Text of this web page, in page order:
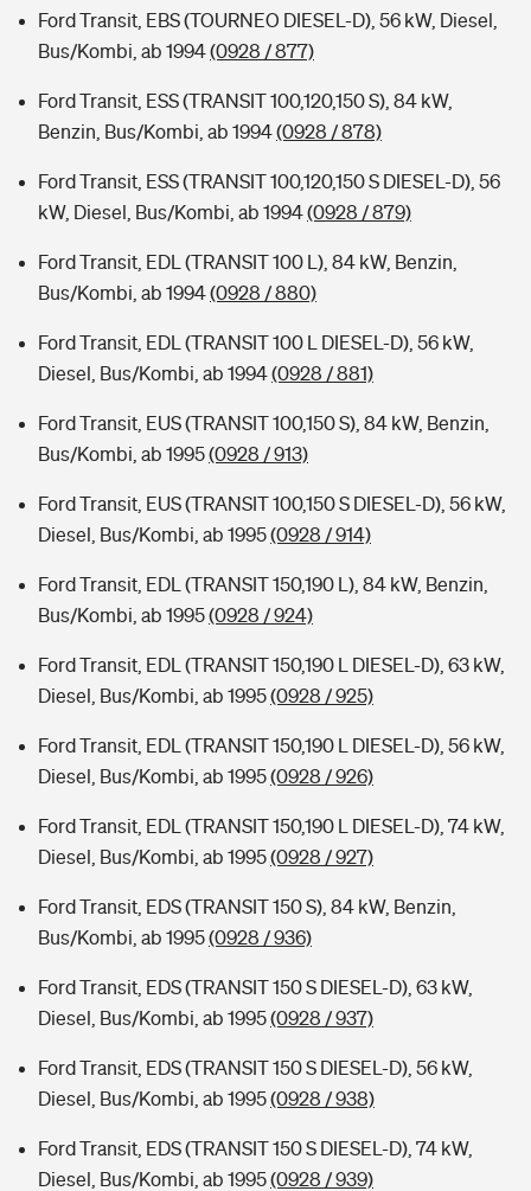
Ford Transit, EBS (TOURNEO DIESEL-D), 56 kW, Diesel,
Bus/Kombi, ab 1994(0928 / 877)
Ford Transit, ESS (TRANSIT 100,120,150 S), 84 kW,
Benzin, Bus/Kombi, ab 1994(0928 / 878)
Ford Transit, ESS (TRANSIT 100,120,150 S DIESEL-D), 56
kW, Diesel, Bus/Kombi, ab 1994(0928 / 879)
Ford Transit, EDL (TRANSIT 100 L), 84 kW, Benzin,
Bus/Kombi, ab 1994(0928 / 880)
Ford Transit, EDL (TRANSIT 100 L DIESEL-D), 56 kW,
Diesel, Bus/Kombi, ab 1994(0928 / 881)
Ford Transit, EUS (TRANSIT 100,150 S), 84 kW, Benzin,
Bus/Kombi, ab 1995(0928 / 913)
Ford Transit, EUS (TRANSIT 100,150 S DIESEL-D), 56 kW,
Diesel, Bus/Kombi, ab 1995(0928 / 914)
Ford Transit, EDL (TRANSIT 150,190 L), 84 kW, Benzin,
Bus/Kombi, ab 1995(0928 / 924)
Ford Transit, EDL (TRANSIT 150,190 L DIESEL-D), 63 kW,
Diesel, Bus/Kombi, ab 1995(0928 / 925)
Ford Transit, EDL (TRANSIT 150,190 L DIESEL-D), 56 kW,
Diesel, Bus/Kombi, ab 1995(0928 / 926)
Ford Transit, EDL (TRANSIT 150,190 L DIESEL-D), 74 kW,
Diesel, Bus/Kombi, ab 1995(0928 / 927)
Ford Transit, EDS (TRANSIT 150 S), 84 kW, Benzin,
Bus/Kombi, ab 1995(0928 / 936)
Ford Transit, EDS (TRANSIT 150 S DIESEL-D), 63 kW,
Diesel, Bus/Kombi, ab 1995(0928 / 937)
Ford Transit, EDS (TRANSIT 150 S DIESEL-D), 56 kW,
Diesel, Bus/Kombi, ab 1995(0928 / 938)
Ford Transit, EDS (TRANSIT 150 S DIESEL-D), 74 kW,
Diesel, Bus/Kombi, ab 1995(0928 / 939)